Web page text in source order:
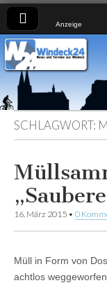
Anzeige
Nachrichten
aus dem
Ländchen
für das
Ländchen
SCHLAGWORT:
16. März 2015 • 0
Müll in Form von
achtlos